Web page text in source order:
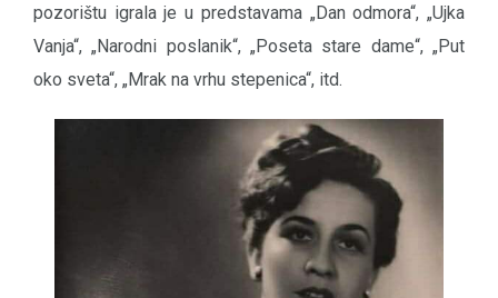
pozorištu igrala je u predstavama „Dan odmora“, „Ujka
Vanja“, „Narodni poslanik“, „Poseta stare dame“, „Put
oko sveta“, „Mrak na vrhu stepenica“, itd.